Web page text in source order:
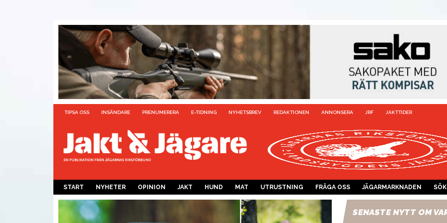
TIPSA OSS INSÄNDARE PRENUMERERA E-TIDNING NYHETSBREV REDAKTIONEN ANNONSERA JRF JAKTTIDER
START NYHETER OPINION JAKT HUND MAT UTRUSTNING FRÅGA OSS JÄGARMARKNADEN SÖK
SENASTE NYTT OM